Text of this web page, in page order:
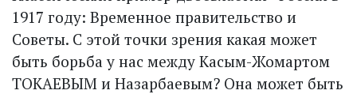
1917 году: Временное правительство и
Советы. С этой точки зрения какая может
быть борьба у нас между Касым-Жомартом
ТОКАЕВЫМ и Назарбаевым? Она может быть